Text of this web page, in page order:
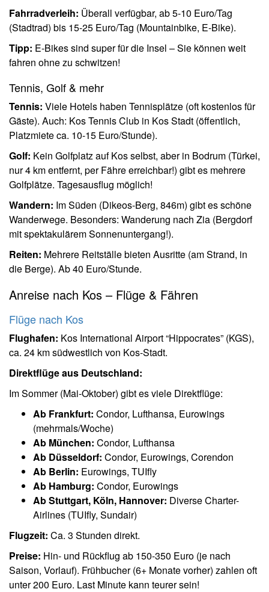
Fahrradverleih: Überall verfügbar, ab 5-10 Euro/Tag
(Stadtrad) bis 15-25 Euro/Tag (Mountainbike, E-Bike).
Tipp: E-Bikes sind super für die Insel – Sie können weit
fahren ohne zu schwitzen!
Tennis, Golf & mehr
Tennis: Viele Hotels haben Tennisplätze (oft kostenlos für
Gäste). Auch: Kos Tennis Club in Kos Stadt (öffentlich,
Platzmiete ca. 10-15 Euro/Stunde).
Golf: Kein Golfplatz auf Kos selbst, aber in Bodrum (Türkei,
nur 4 km entfernt, per Fähre erreichbar!) gibt es mehrere
Golfplätze. Tagesausflug möglich!
Wandern: Im Süden (Dikeos-Berg, 846m) gibt es schöne
Wanderwege. Besonders: Wanderung nach Zia (Bergdorf
mit spektakulärem Sonnenuntergang!).
Reiten: Mehrere Reitställe bieten Ausritte (am Strand, in
die Berge). Ab 40 Euro/Stunde.
Anreise nach Kos – Flüge & Fähren
Flüge nach Kos
Flughafen: Kos International Airport “Hippocrates” (KGS),
ca. 24 km südwestlich von Kos-Stadt.
Direktflüge aus Deutschland:
Im Sommer (Mai-Oktober) gibt es viele Direktflüge:
Ab Frankfurt: Condor, Lufthansa, Eurowings
(mehrmals/Woche)
Ab München: Condor, Lufthansa
Ab Düsseldorf: Condor, Eurowings, Corendon
Ab Berlin: Eurowings, TUIfly
Ab Hamburg: Condor, Eurowings
Ab Stuttgart, Köln, Hannover: Diverse Charter-
Airlines (TUIfly, Sundair)
Flugzeit: Ca. 3 Stunden direkt.
Preise: Hin- und Rückflug ab 150-350 Euro (je nach
Saison, Vorlauf). Frühbucher (6+ Monate vorher) zahlen oft
unter 200 Euro. Last Minute kann teurer sein!